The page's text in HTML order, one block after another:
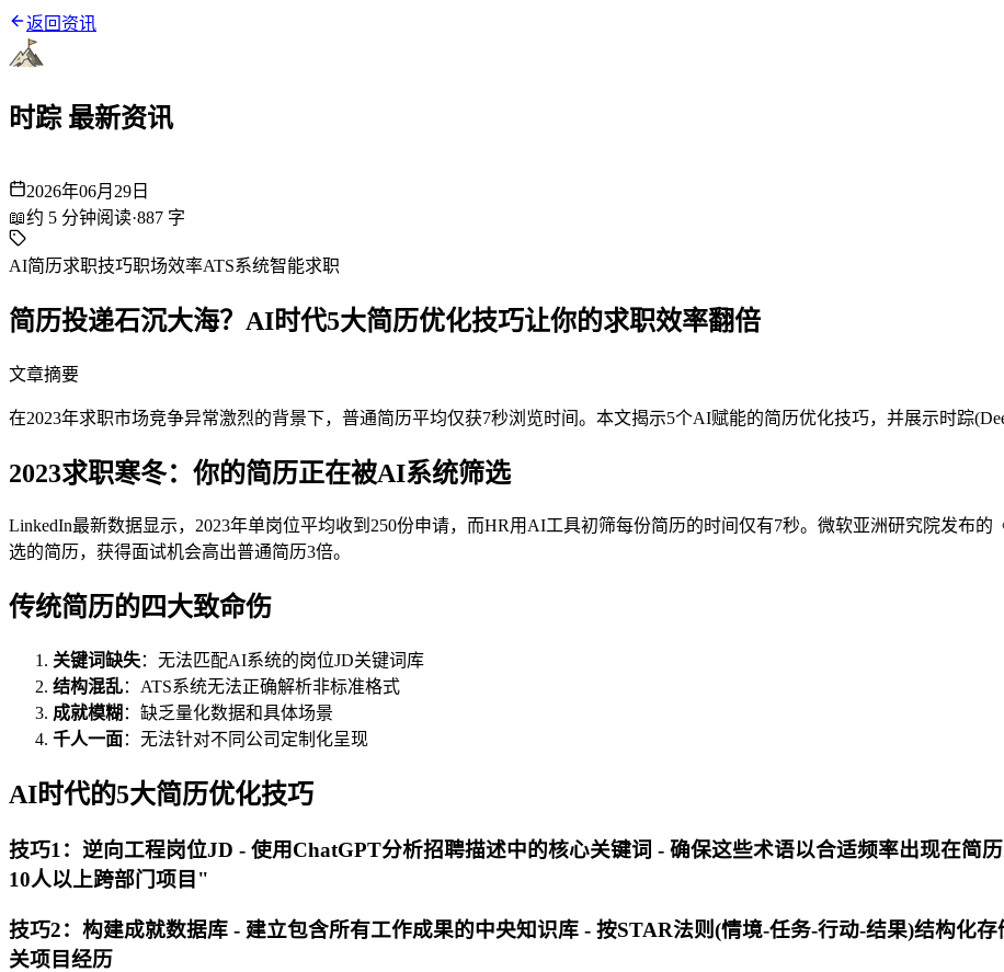
返回资讯
时踪 最新资讯
2026年06月29日
📖约 5 分钟阅读·887 字
AI简历求职技巧职场效率ATS系统智能求职
简历投递石沉大海？AI时代5大简历优化技巧让你的求职效率翻倍
文章摘要
在2023年求职市场竞争异常激烈的背景下，普通简历平均仅获7秒浏览时间。本文揭示5个AI赋能的简历优化技巧，并展示时踪
2023求职寒冬：你的简历正在被AI系统筛选
LinkedIn最新数据显示，2023年单岗位平均收到250份申请，而HR用AI工具初筛每份简历的时间仅有7秒。微软亚洲研究院发布
选的简历，获得面试机会高出普通简历3倍。
传统简历的四大致命伤
关键词缺失：无法匹配AI系统的岗位JD关键词库
结构混乱：ATS系统无法正确解析非标准格式
成就模糊 ：缺乏量化数据和具体场景
千人一面：无法针对不同公司定制化呈现
AI时代的5大简历优化技巧
技巧1：逆向工程岗位JD - 使用ChatGPT分析招聘描述中的核心关键词 - 确保这些术语以合适频率出现在
10人以上跨部门项目"
技巧2：构建成就数据库 - 建立包含所有工作成果的中央知识库 - 按STAR法则(情境-任务-行动-结果)结构化
关项目经历